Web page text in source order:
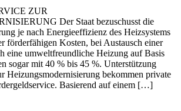
ZUR
Der Staat bezuschusst die
je nach Energieeffizienz des Heizsystems
förderfähigen Kosten, bei Austausch einer
eine umweltfreundliche Heizung auf Basis
sogar mit 40 % bis 45 %. Unterstützung
Heizungsmodernisierung bekommen private
Basierend auf einem […]